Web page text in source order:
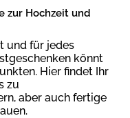
zur Hochzeit und
und für jedes
könnt
Hier findet Ihr
zu
aber auch fertige